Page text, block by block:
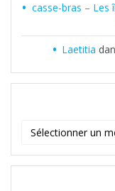
casse-bras – Les
Laetitia